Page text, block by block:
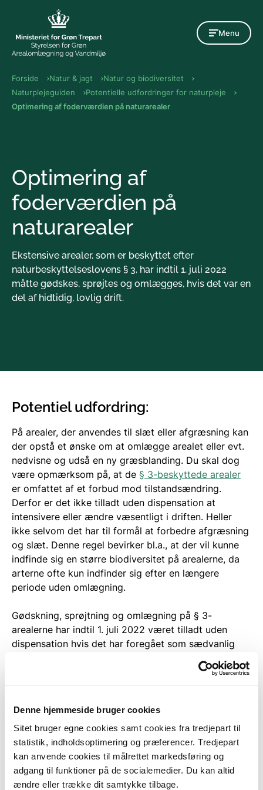
Denne hjemmeside bruger cookies
Sitet bruger egne cookies samt cookies fra tredjepart til
statistik, indholdsoptimering og præferencer. Tredjepart
kan anvende cookies til målrettet markedsføring og
adgang til funktioner på de socialemedier. Du kan altid
ændre eller trække dit samtykke tilbage.
Menu
Forside Natur & jagt
Natur og biodiversitet
Naturplejeguiden
Potentielle udfordringer for naturpleje
Optimering af foderværdien på naturarealer
Optimering af
foderværdien på
naturarealer
Ekstensive arealer, som er beskyttet efter
naturbeskyttelseslovens § 3, har indtil 1. juli 2022
måtte gødskes, sprøjtes og omlægges, hvis det var en
del af hidtidig, lovlig drift.
Potentiel udfordring:
På arealer, der anvendes til slæt eller afgræsning kan
der opstå et ønske om at omlægge arealet eller evt.
nedvisne og udså en ny græsblanding. Du skal dog
være opmærksom på, at de § 3-beskyttede arealer
er omfattet af et forbud mod tilstandsændring.
Derfor er det ikke tilladt uden dispensation at
intensivere eller ændre væsentligt i driften. Heller
ikke selvom det har til formål at forbedre afgræsning
og slæt. Denne regel bevirker bl.a., at der vil kunne
indfinde sig en større biodiversitet på arealerne, da
arterne ofte kun indfinder sig efter en længere
periode uden omlægning.
Gødskning, sprøjtning og omlægning på § 3-
arealerne har indtil 1. juli 2022 været tilladt uden
dispensation hvis det har foregået som sædvanlig
gødskning, sprøjtning og omlægning af § 3-arealer
blevet forbudt uanset sædvanlig hidtidig drift..
Forbuddet har særligt effekt på de § 3-beskyttede
ferske enge og det kan være vanskeligt selv at
vurdere, om ens arealer er ikke-beskyttede
græsmarker eller en beskyttet fersk eng. En
stikprøveundersøgelse fra 2016 viser, at de ferske
enge er den naturtype, hvor der næst efter søerne,